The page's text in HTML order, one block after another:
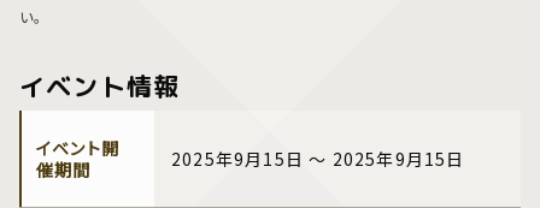
い。
イベント情報
イベント開
催期間
2025年9月15日 ～ 2025年9月15日